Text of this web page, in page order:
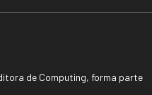
de Computing, forma parte